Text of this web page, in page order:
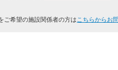
ご希望の施設関係者の方はこちらからお